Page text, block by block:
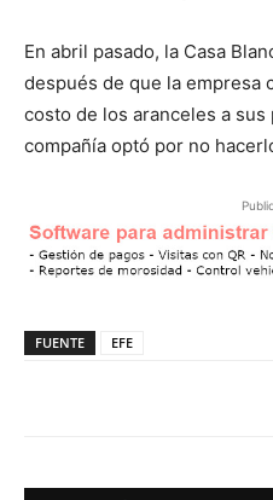
En abril pasado, la Casa
después de que la empresa
costo de los aranceles a
compañía optó por no
FUENTE EFE